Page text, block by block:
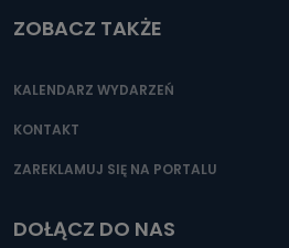
ZOBACZ TAKŻE
KALENDARZ WYDARZEŃ
KONTAKT
ZAREKLAMUJ SIĘ NA PORTALU
DOŁĄCZ DO NAS